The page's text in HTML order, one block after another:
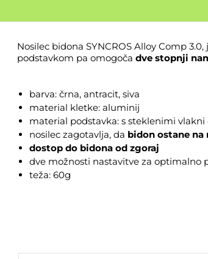
Nosilec bidona SYNCROSAlloy Comp 3.0,
podstavkom pa omogoča dve stopnji
barva: črna, antracit, siva
material kletke: aluminij
material podstavka: s steklenimi
nosilec zagotavlja, da bidon ostane na
dostop do bidona od zgoraj
dve možnosti nastavitve za optimalno
teža: 60g